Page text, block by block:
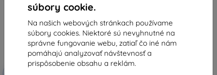
súbory cookie.
Na našich webových stránkach používame
súbory cookies. Niektoré sú nevyhnutné na
správne fungovanie webu, zatiaľ čo iné nám
pomáhajú analyzovať návštevnosť a
prispôsobenie obsahu a reklám.
Zľava s